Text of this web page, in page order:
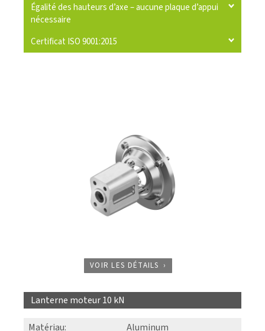
Égalité des hauteurs d’axe – aucune plaque d’appui
nécessaire
Certificat ISO 9001:2015
VOIR LES DÉTAILS
Lanterne moteur 10 kN
Matériau: Aluminum